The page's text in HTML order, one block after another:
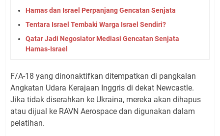
Hamas dan Israel Perpanjang Gencatan Senjata
Tentara Israel Tembaki Warga Israel Sendiri?
Qatar Jadi Negosiator Mediasi Gencatan Senjata
Hamas-Israel
F/A-18 yang dinonaktifkan ditempatkan di pangkalan
Angkatan Udara Kerajaan Inggris di dekat Newcastle.
Jika tidak diserahkan ke Ukraina, mereka akan dihapus
atau dijual ke RAVN Aerospace dan digunakan dalam
pelatihan.